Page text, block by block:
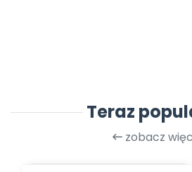
Teraz
zobacz